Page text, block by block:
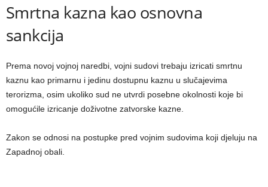
Smrtna kazna kao osnovna
sankcija
Prema novoj vojnoj naredbi, vojni sudovi trebaju izricati smrtnu
kaznu kao primarnu i jedinu dostupnu kaznu u slučajevima
terorizma, osim ukoliko sud ne utvrdi posebne okolnosti koje bi
omogućile izricanje doživotne zatvorske kazne.
Zakon se odnosi na postupke pred vojnim sudovima koji djeluju na
Zapadnoj obali.